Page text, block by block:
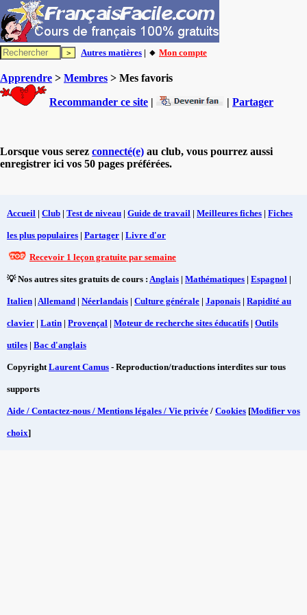
Autres matières | 🔸 Mon compte
Apprendre > Membres > Mes favoris
Recommander ce site | | Partager
Lorsque vous serez connecté(e) au club, vous pourrez aussi
enregistrer ici vos 50 pages préférées.
Accueil | Club | Test de niveau | Guide de travail | Meilleures fiches | Fiches
les plus populaires | Partager | Livre d'or
Recevoir 1 leçon gratuite par semaine
💡 Nos autres sites gratuits de cours : Anglais | Mathématiques | Espagnol |
Italien | Allemand | Néerlandais | Culture générale | Japonais | Rapidité au
clavier | Latin | Provençal | Moteur de recherche sites éducatifs | Outils
utiles | Bac d'anglais
CopyrightLaurent Camus - Reproduction/traductions interdites sur tous
supports
Aide / Contactez-nous / Mentions légales / Vie privée / Cookies [Modifier vos
choix]